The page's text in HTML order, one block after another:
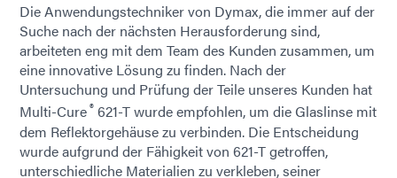
Die Anwendungstechniker von Dymax, die immer auf der
Suche nach der nächsten Herausforderung sind,
arbeiteten eng mit dem Team des Kunden zusammen, um
eine innovative Lösung zu finden. Nach der
Untersuchung und Prüfung der Teile unseres Kunden hat
Multi-Cure® 621-T wurde empfohlen, um die Glaslinse mit
dem Reflektorgehäuse zu verbinden. Die Entscheidung
wurde aufgrund der Fähigkeit von 621-T getroffen,
unterschiedliche Materialien zu verkleben, seiner